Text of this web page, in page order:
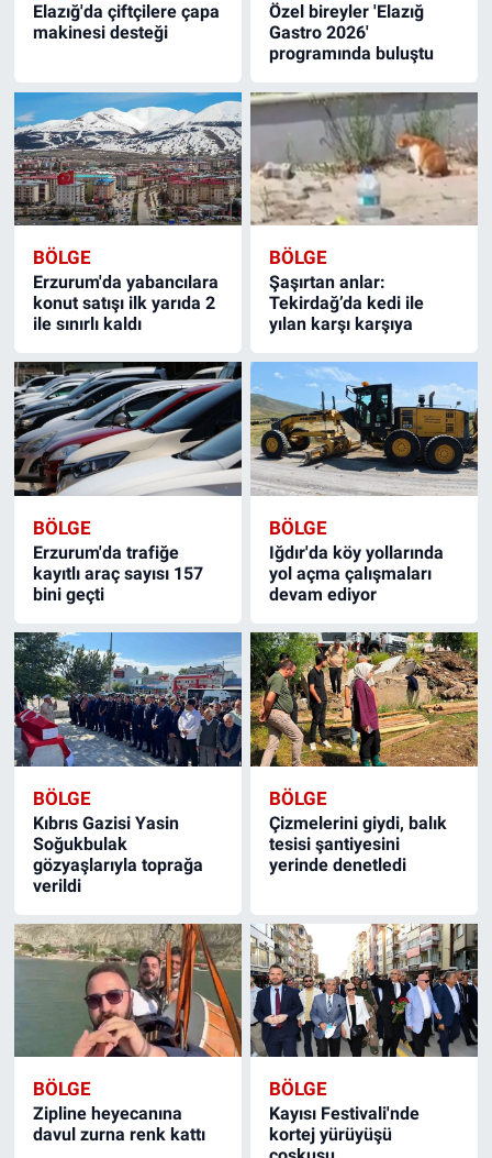
Elazığ'da çiftçilere çapa
makinesi desteği
Özel bireyler 'Elazığ
Gastro 2026'
programında buluştu
BÖLGE
Erzurum'da yabancılara
konut satışı ilk yarıda 2
ile sınırlı kaldı
BÖLGE
Şaşırtan anlar:
Tekirdağ’da kedi ile
yılan karşı karşıya
BÖLGE
Erzurum'da trafiğe
kayıtlı araç sayısı 157
bini geçti
BÖLGE
Iğdır'da köy yollarında
yol açma çalışmaları
devam ediyor
BÖLGE
Kıbrıs Gazisi Yasin
Soğukbulak
gözyaşlarıyla toprağa
verildi
BÖLGE
Çizmelerini giydi, balık
tesisi şantiyesini
yerinde denetledi
BÖLGE
Zipline heyecanına
davul zurna renk kattı
BÖLGE
Kayısı Festivali'nde
kortej yürüyüşü